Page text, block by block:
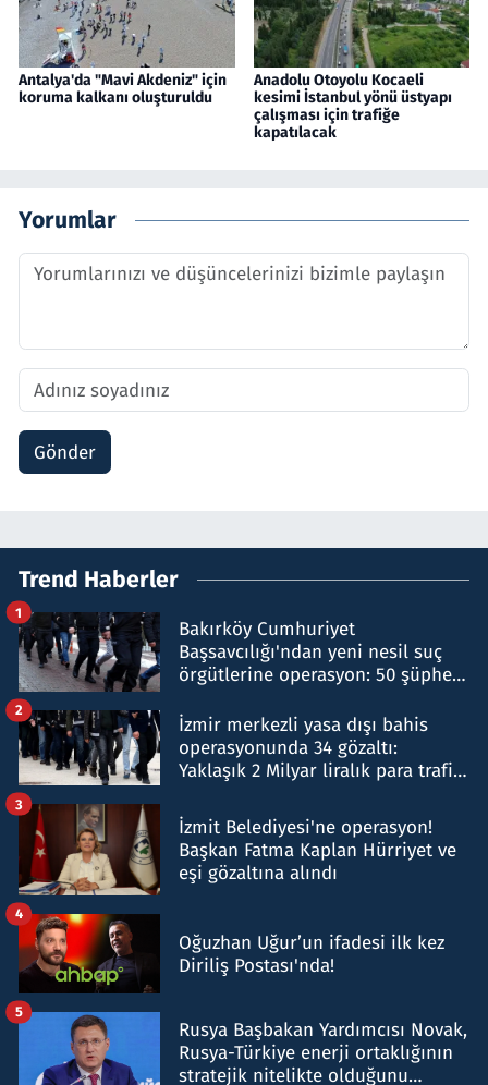
Antalya'da "Mavi Akdeniz" için
koruma kalkanı oluşturuldu
Anadolu Otoyolu Kocaeli
kesimi İstanbul yönü üstyapı
çalışması için trafiğe
kapatılacak
Yorumlar
Gönder
Trend Haberler
Bakırköy Cumhuriyet
Başsavcılığı'ndan yeni nesil suç
örgütlerine operasyon: 50 şüpheli
1
İzmir merkezli yasa dışı bahis
operasyonunda 34 gözaltı:
Yaklaşık 2 Milyar liralık para trafiği
2
İzmit Belediyesi'ne operasyon!
Başkan Fatma Kaplan Hürriyet ve
eşi gözaltına alındı
3
Oğuzhan Uğur’un ifadesi ilk kez
Diriliş Postası'nda!
4
Rusya Başbakan Yardımcısı Novak,
Rusya-Türkiye enerji ortaklığının
stratejik nitelikte olduğunu
5